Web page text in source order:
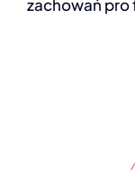
zachowań